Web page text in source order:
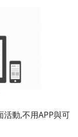
動,不用APP與可